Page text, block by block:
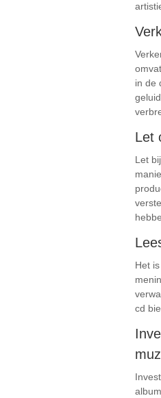
in de
Let
Let
Het
cd